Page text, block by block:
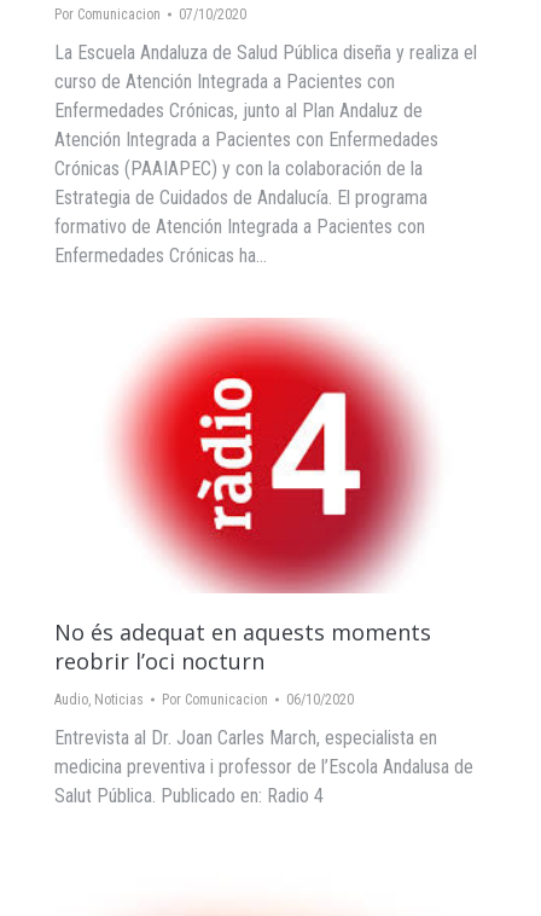
Por Comunicacion 07/10/2020
La Escuela Andaluza de Salud Pública diseña y realiza el
curso de Atención Integrada a Pacientes con
Enfermedades Crónicas, junto al Plan Andaluz de
Atención Integrada a Pacientes con Enfermedades
Crónicas (PAAIAPEC) y con la colaboración de la
Estrategia de Cuidados de Andalucía. El programa
formativo de Atención Integrada a Pacientes con
Enfermedades Crónicas ha…
No és adequat en aquests moments
reobrir l’oci nocturn
Audio, Noticias Por Comunicacion 06/10/2020
Entrevista al Dr. Joan Carles March, especialista en
medicina preventiva i professor de l’Escola Andalusa de
Salut Pública. Publicado en: Radio 4